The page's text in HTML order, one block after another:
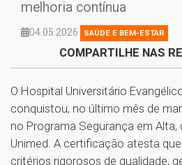
melhoria contínua
04.05.2026 SAÚDE E BEM-ESTAR
COMPARTILHE NAS
O Hospital Universitário
conquistou, no último mês de
no Programa Segurança em
Unimed. A certificação atesta
critérios rigorosos de qualidade,